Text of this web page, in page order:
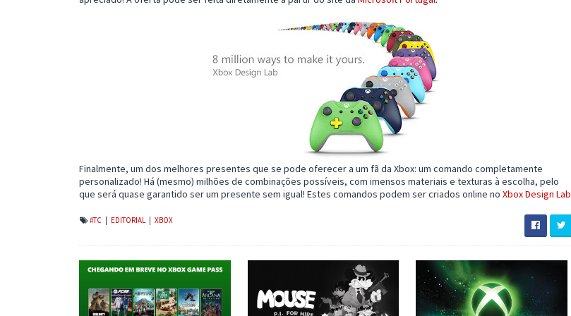
Finalmente, um dos melhores presentes que se pode oferecer a um fã da Xbox: um comando completamente
personalizado! Há (mesmo) milhões de combinações possíveis, com imensos materiais e texturas à escolha, pelo
que será quase garantido ser um presente sem igual! Estes comandos podem ser criados online no Xbox Design Lab
#TC | EDITORIAL | XBOX